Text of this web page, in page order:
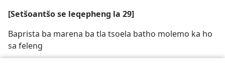
[Setšoantšo se leqepheng la 29]
Baprista ba marena ba tla tsoela batho molemo ka ho
sa feleng